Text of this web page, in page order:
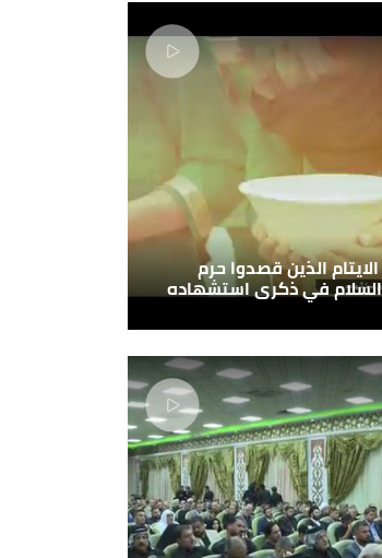
الذين قصدوا حرم
في ذكرى استشهاده